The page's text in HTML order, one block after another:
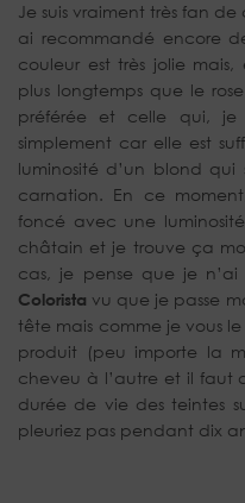
Je suis vraiment très fan
ai recommandé encore
couleur est très jolie
plus longtemps que le
préférée et celle qui,
simplement car elle est
luminosité d’un blond
carnation. En ce
foncé avec une
châtain et je trouve ça
cas, je pense que je n’ai
Colorista vu que je passe
tête mais comme je vous
produit (peu importe la
cheveu à l’autre et il faut
durée de vie des teintes
pleuriez pas pendant dix